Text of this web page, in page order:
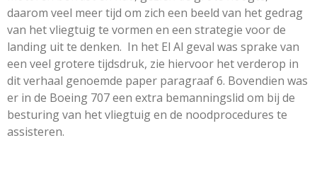
daarom veel meer tijd om zich een beeld van het gedrag
van het vliegtuig te vormen en een strategie voor de
landing uit te denken. In het El Al geval was sprake van
een veel grotere tijdsdruk, zie hiervoor het verderop in
dit verhaal genoemde paper paragraaf 6. Bovendien was
er in de Boeing 707 een extra bemanningslid om bij de
besturing van het vliegtuig en de noodprocedures te
assisteren.